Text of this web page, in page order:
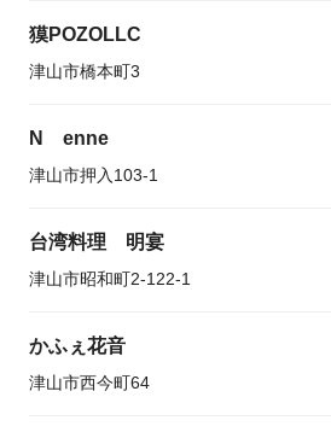
獏POZOLLC
津山市橋本町3
N enne
津山市押入103-1
台湾料理 明宴
津山市昭和町2-122-1
かふぇ花音
津山市西今町64